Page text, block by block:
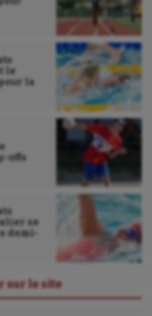
le
la
offs
se
demi-
sur le site